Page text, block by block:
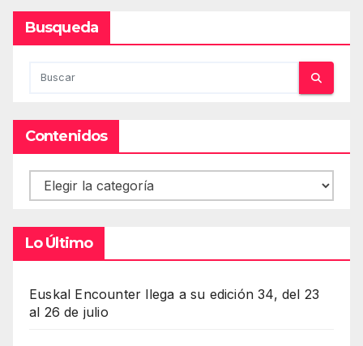
Busqueda
Contenidos
Contenidos
Lo Último
Euskal Encounter llega a su edición 34, del 23
al 26 de julio